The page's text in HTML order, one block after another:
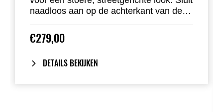
naadloos aan op de achterkant van de
motor en accentueert de strakke lijnen.
Verkrijgbaar in alle standaard
fabriekskleuren. Inclusief rubberen pad.
€279,00
DETAILS BEKIJKEN